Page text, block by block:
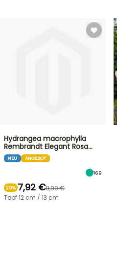
Hydrangea macrophylla
Rembrandt Elegant Rosa…
NEU ANGEBOT
169
20% 7,92 €9,90 €
Topf 12 cm / 13 cm